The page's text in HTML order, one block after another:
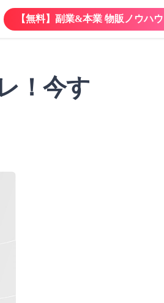
【無料】副業&本業 物販ノウハウ
【無料】副業&本業 物販ノウハウ
！今す